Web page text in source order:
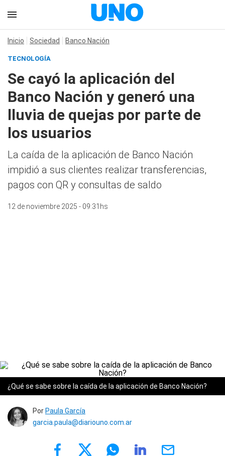
Inicio Sociedad Banco Nación
TECNOLOGÍA
Se cayó la aplicación del
Banco Nación y generó una
lluvia de quejas por parte de
los usuarios
La caída de la aplicación de Banco Nación
impidió a sus clientes realizar transferencias,
pagos con QR y consultas de saldo
12 de noviembre 2025 - 09:31hs
¿Qué se sabe sobre la caída de la aplicación de Banco Nación?
Por Paula García
garcia.paula@diariouno.com.ar